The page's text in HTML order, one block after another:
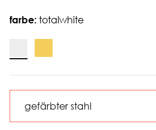
farbe: totalwhite